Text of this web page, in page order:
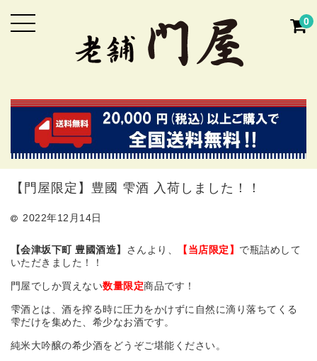
0
【門屋限定】豊國 雫酒 入荷しました！！
2022年12月14日
【会津坂下町 豊國酒造】 さんより、 【当店限定】 で瓶詰めして
いただきました！！
門屋でしか買えない数量限定商品です！
雫酒とは、酒を搾る時に圧力をかけずに自然に滴り落ちてくる
雫だけを集めた、希少なお酒です。
純米大吟醸の希少酒をどうぞご堪能ください。